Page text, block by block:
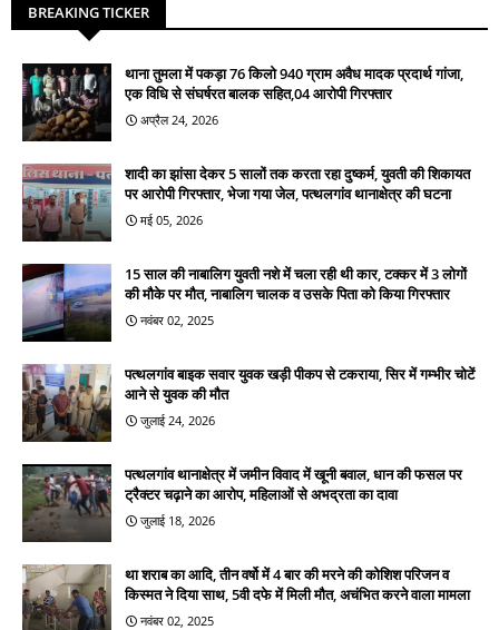
BREAKING TICKER
थाना तुमला में पकड़ा 76 किलो 940 ग्राम अवैध मादक प्रदार्थ गांजा,
एक विधि से संघर्षरत बालक सहित,04 आरोपी गिरफ्तार
अप्रैल 24, 2026
शादी का झांसा देकर 5 सालों तक करता रहा दुष्कर्म, युवती की शिकायत
पर आरोपी गिरफ्तार, भेजा गया जेल, पत्थलगांव थानाक्षेत्र की घटना
मई 05, 2026
15 साल की नाबालिग युवती नशे में चला रही थी कार, टक्कर में 3 लोगों
की मौके पर मौत, नाबालिग चालक व उसके पिता को किया गिरफ्तार
नवंबर 02, 2025
पत्थलगांव बाइक सवार युवक खड़ी पीकप से टकराया, सिर में गम्भीर चोटें
आने से युवक की मौत
जुलाई 24, 2026
पत्थलगांव थानाक्षेत्र में जमीन विवाद में खूनी बवाल, धान की फसल पर
ट्रैक्टर चढ़ाने का आरोप, महिलाओं से अभद्रता का दावा
जुलाई 18, 2026
था शराब का आदि, तीन वर्षो में 4 बार की मरने की कोशिश परिजन व
किस्मत ने दिया साथ, 5वी दफे में मिली मौत, अचंभित करने वाला मामला
नवंबर 02, 2025